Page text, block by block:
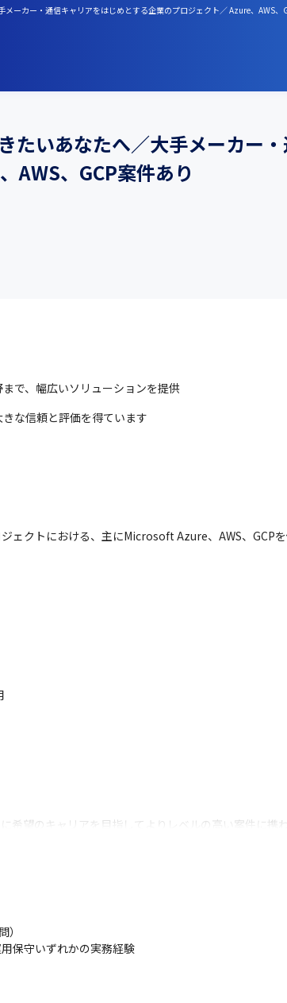
ーカー・通信キャリアをはじめとする企業のプロジェクト／ Azure、AWS、
たいあなたへ／大手メーカー
AWS、GCP案件あり
で、幅広いソリューションを提供
な信頼と評価を得ています
ェクトにおける、主にMicrosoft Azure、AWS、GCP
希望のキャリアを目指してよりレベルの高い案件に携
望を叶えることができます
クトを担当できる職場です
基盤のもと、希望を考慮した案件に参画できます
保守いずれかの実務経験